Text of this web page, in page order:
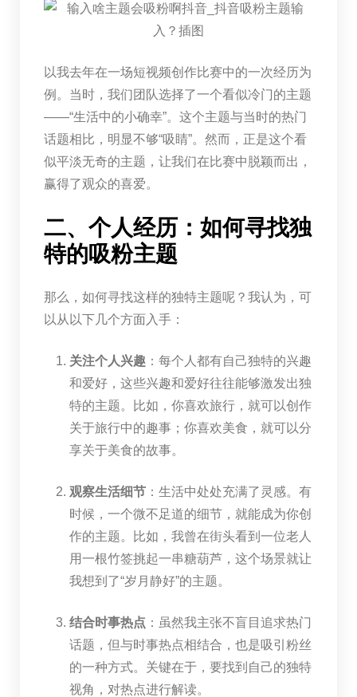
以我去年在一场短视频创作比赛中的一次经历为
例。当时，我们团队选择了一个看似冷门的主题
——“生活中的小确幸”。这个主题与当时的热门
话题相比，明显不够“吸睛”。然而，正是这个看
似平淡无奇的主题，让我们在比赛中脱颖而出，
赢得了观众的喜爱。
二、个人经历：如何寻找独
特的吸粉主题
那么，如何寻找这样的独特主题呢？我认为，可
以从以下几个方面入手：
关注个人兴趣：每个人都有自己独特的兴趣
和爱好，这些兴趣和爱好往往能够激发出独
特的主题。比如，你喜欢旅行，就可以创作
关于旅行中的趣事；你喜欢美食，就可以分
享关于美食的故事。
观察生活细节：生活中处处充满了灵感。有
时候，一个微不足道的细节，就能成为你创
作的主题。比如，我曾在街头看到一位老人
用一根竹签挑起一串糖葫芦，这个场景就让
我想到了“岁月静好”的主题。
结合时事热点 ：虽然我主张不盲目追求热门
话题，但与时事热点相结合，也是吸引粉丝
的一种方式。关键在于，要找到自己的独特
视角，对热点进行解读。